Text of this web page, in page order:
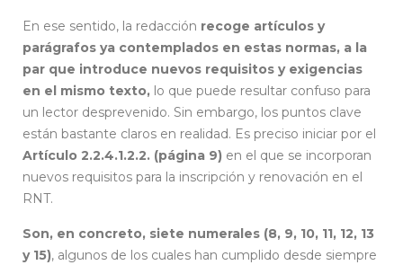
En ese sentido, la redacción recoge artículos y
parágrafos ya contemplados en estas normas, a la
par que introduce nuevos requisitos y exigencias
en el mismo texto, lo que puede resultar confuso para
un lector desprevenido. Sin embargo, los puntos clave
están bastante claros en realidad. Es preciso iniciar por el
Artículo 2.2.4.1.2.2. (página 9) en el que se incorporan
nuevos requisitos para la inscripción y renovación en el
RNT.
Son, en concreto, siete numerales (8, 9, 10, 11, 12, 13
y 15), algunos de los cuales han cumplido desde siempre